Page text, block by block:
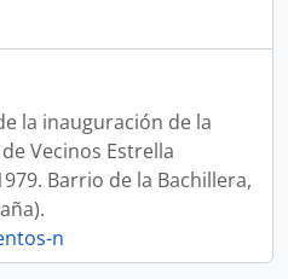
la inauguración de la
Vecinos Estrella
Barrio de la Bachillera,
n